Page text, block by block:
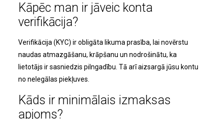
Kāpēc man ir jāveic konta
verifikācija?
Verifikācija (KYC) ir obligāta likuma prasība, lai novērstu
naudas atmazgāšanu, krāpšanu un nodrošinātu, ka
lietotājs ir sasniedzis pilngadību. Tā arī aizsargā jūsu kontu
no nelegālas piekļuves.
Kāds ir minimālais izmaksas
apjoms?